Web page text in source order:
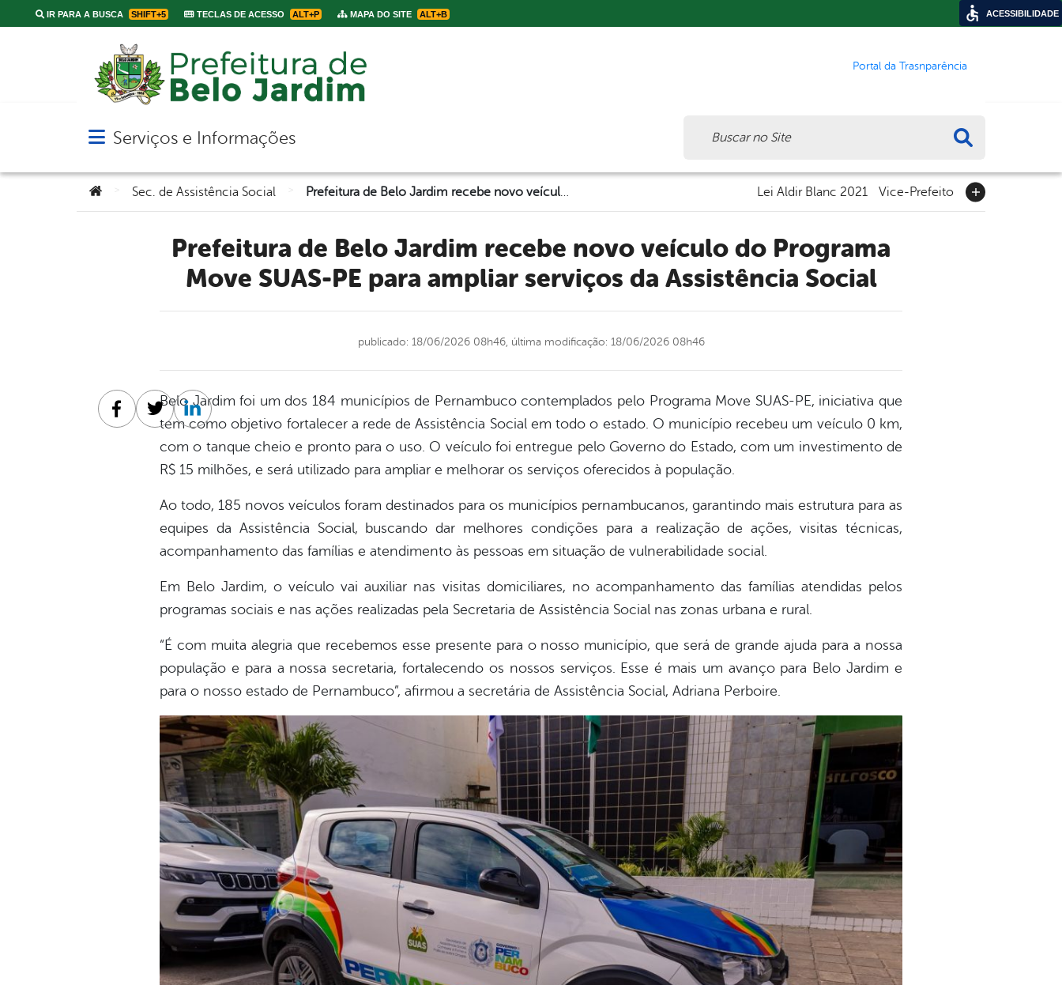
IR PARA A BUSCA SHIFT+5 TECLAS DE ACESSO ALT+P MAPA DO SITE ALT+B
Portal da Trasnparência
Abrir menu principal de navegação
Serviços e Informações
Você está aqui:Sec. de Assistência Social Lei Aldir Blanc 2021 Vice-Prefeito
Prefeitura de Belo Jardim recebe novo veículo do Programa
Move SUAS-PE para ampliar serviços da Assistência Social
publicado: 18/06/2026 08h46, última modificação: 18/06/2026 08h46
Belo Jardim foi um dos 184 municípios de Pernambuco contemplados pelo Programa Move SUAS-PE, iniciativa que
tem como objetivo fortalecer a rede de Assistência Social em todo o estado. O município recebeu um veículo 0 km,
com o tanque cheio e pronto para o uso. O veículo foi entregue pelo Governo do Estado, com um investimento de
R$ 15 milhões, e será utilizado para ampliar e melhorar os serviços oferecidos à população.
Ao todo, 185 novos veículos foram destinados para os municípios pernambucanos, garantindo mais estrutura para as
equipes da Assistência Social, buscando dar melhores condições para a realização de ações, visitas técnicas,
acompanhamento das famílias e atendimento às pessoas em situação de vulnerabilidade social.
Em Belo Jardim, o veículo vai auxiliar nas visitas domiciliares, no acompanhamento das famílias atendidas pelos
programas sociais e nas ações realizadas pela Secretaria de Assistência Social nas zonas urbana e rural.
“É com muita alegria que recebemos esse presente para o nosso município, que será de grande ajuda para a nossa
população e para a nossa secretaria, fortalecendo os nossos serviços. Esse é mais um avanço para Belo Jardim e
para o nosso estado de Pernambuco”, afirmou a secretária de Assistência Social, Adriana Perboire.
Facebook
TwitterLinkedin
ACESSIBILIDADE